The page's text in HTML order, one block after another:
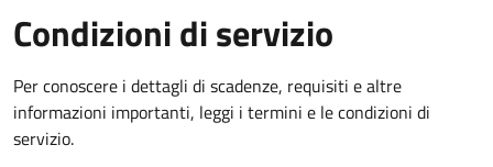
Condizioni di servizio
Per conoscere i dettagli di scadenze, requisiti e altre
informazioni importanti, leggi i termini e le condizioni di
servizio.